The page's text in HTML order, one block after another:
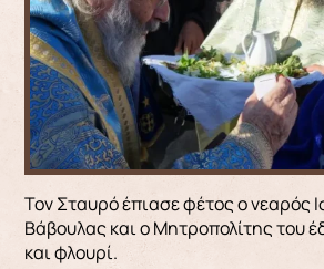
Τον Σταυρό έπιασε φέτος ο νεαρός
Βάβουλας και ο Μητροπολίτης του
και φλουρί.